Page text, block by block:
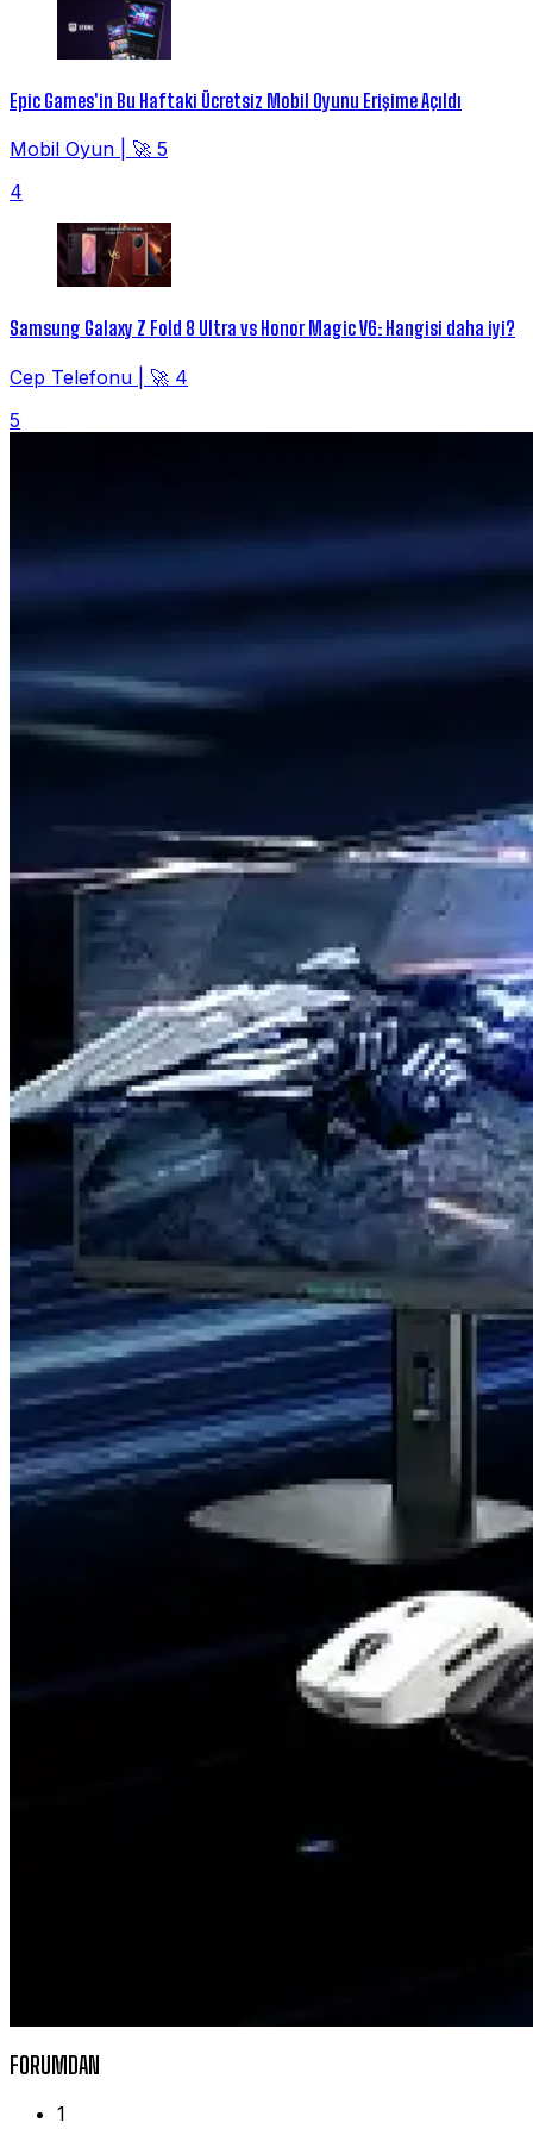
Epic Games'in Bu Haftaki Ücretsiz Mobil Oyunu Erişime Açıldı
Mobil Oyun
🚀 5
4
Samsung Galaxy Z Fold 8 Ultra vs Honor Magic V6: Hangisi daha iyi?
Cep Telefonu
🚀 4
5
FORUMDAN
1